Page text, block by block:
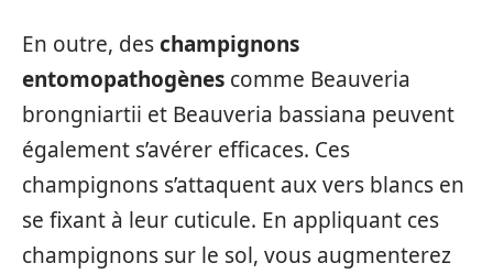
En outre, deschampignons
entomopathogènes comme Beauveria
brongniartii et Beauveria bassiana peuvent
également s’avérer efficaces. Ces
champignons s’attaquent aux vers blancs en
se fixant à leur cuticule. En appliquant ces
champignons sur le sol, vous augmenterez